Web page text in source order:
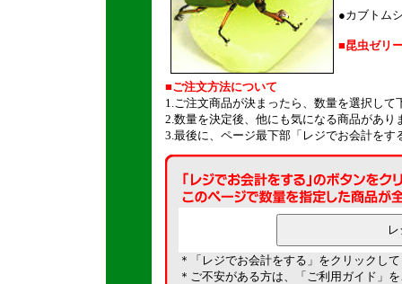
●カブトム
■昆虫ゼリ
■ご注文方法について
1.ご注文商品が決まったら、数量を選択して
2.数量を決定後、他にも気になる商品があ
3.最後に、ページ最下部「レジでお会計をす
＊「レジでお会計をする」をクリックし
＊ご不安がある方は、「 ご利用ガイド 」